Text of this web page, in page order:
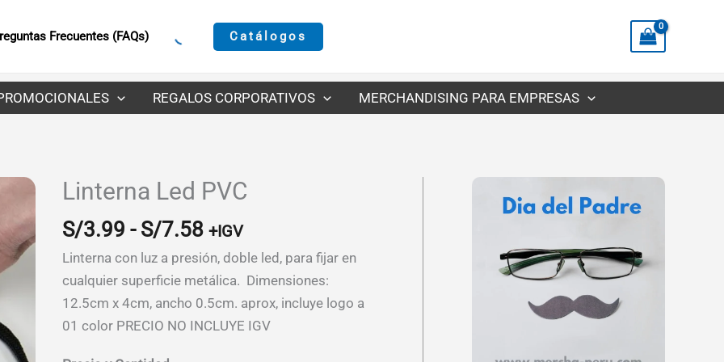
Frecuentes (FAQs) Catálogos
REGALOS CORPORATIVOS MERCHANDISING PARA EMPRESAS
Linterna Led PVC
S/3.99 - S/7.58Rango
de
precios:
desde
S/3.99
+IGV
Linterna con luz a presión, doble led, para fijar en
cualquier superficie metálica. Dimensiones:
12.5cm x 4cm, ancho 0.5cm. aprox, incluye logo a
01 color PRECIO NO INCLUYE IGV
hasta
S/7.58